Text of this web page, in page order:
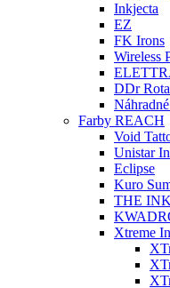
Inkjecta
EZ
FK Irons
Wireless
DDr
Farby REACH
Void
Unistar
Eclipse
Kuro
THE
Xtreme